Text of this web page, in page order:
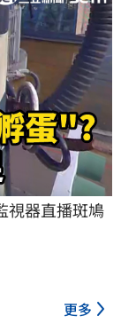
視器直播斑鳩
更多